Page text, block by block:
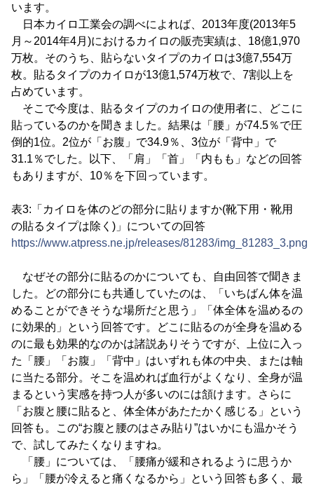
います。
日本カイロ工業会の調べによれば、2013年度(2013年5
月～2014年4月)におけるカイロの販売実績は、18億1,970
万枚。そのうち、貼らないタイプのカイロは3億7,554万
枚。貼るタイプのカイロが13億1,574万枚で、7割以上を
占めています。
そこで今度は、貼るタイプのカイロの使用者に、どこに
貼っているのかを聞きました。結果は「腰」が74.5％で圧
倒的1位。2位が「お腹」で34.9％、3位が「背中」で
31.1％でした。以下、「肩」「首」「内もも」などの回答
もありますが、10％を下回っています。
表3:「カイロを体のどの部分に貼りますか(靴下用・靴用
の貼るタイプは除く)」についての回答
https://www.atpress.ne.jp/releases/81283/img_81283_3.png
なぜその部分に貼るのかについても、自由回答で聞きま
した。どの部分にも共通していたのは、「いちばん体を温
めることができそうな場所だと思う」「体全体を温めるの
に効果的」という回答です。どこに貼るのが全身を温める
のに最も効果的なのかは諸説ありそうですが、上位に入っ
た「腰」「お腹」「背中」はいずれも体の中央、または軸
に当たる部分。そこを温めれば血行がよくなり、全身が温
まるという実感を持つ人が多いのには頷けます。さらに
「お腹と腰に貼ると、体全体があたたかく感じる」という
回答も。この“お腹と腰のはさみ貼り”はいかにも温かそう
で、試してみたくなりますね。
「腰」については、「腰痛が緩和されるように思うか
ら」「腰が冷えると痛くなるから」という回答も多く、最